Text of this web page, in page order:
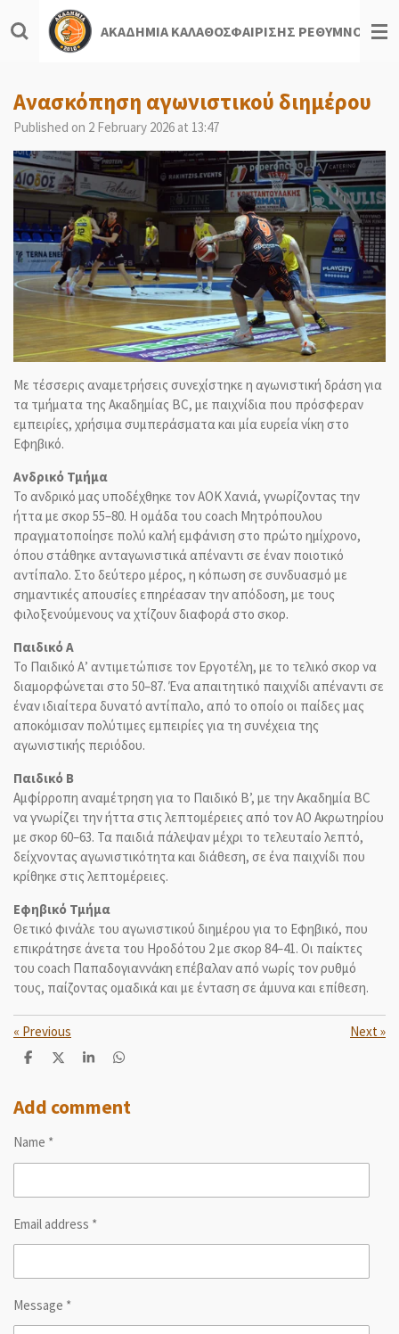
to
ΑΚΑΔΗΜΙΑ ΚΑΛΑΘΟΣΦΑΙΡΙΣΗΣ ΡΕΘΥΜΝΟΥ
Ανασκόπηση αγωνιστικού διημέρου
Published on 2 February 2026 at 13:47
Με τέσσερις αναμετρήσεις συνεχίστηκε η αγωνιστική δράση για
τα τμήματα της Ακαδημίας BC, με παιχνίδια που πρόσφεραν
εμπειρίες, χρήσιμα συμπεράσματα και μία ευρεία νίκη στο
Εφηβικό.
Ανδρικό Τμήμα
Το ανδρικό μας υποδέχθηκε τον ΑΟΚ Χανιά, γνωρίζοντας την
ήττα με σκορ 55–80. Η ομάδα του coach Μητρόπουλου
πραγματοποίησε πολύ καλή εμφάνιση στο πρώτο ημίχρονο,
όπου στάθηκε ανταγωνιστικά απέναντι σε έναν ποιοτικό
αντίπαλο. Στο δεύτερο μέρος, η κόπωση σε συνδυασμό με
σημαντικές απουσίες επηρέασαν την απόδοση, με τους
φιλοξενούμενους να χτίζουν διαφορά στο σκορ.
Παιδικό Α
Το Παιδικό Α’ αντιμετώπισε τον Εργοτέλη, με το τελικό σκορ να
διαμορφώνεται στο 50–87. Ένα απαιτητικό παιχνίδι απέναντι σε
έναν ιδιαίτερα δυνατό αντίπαλο, από το οποίο οι παίδες μας
αποκόμισαν πολύτιμες εμπειρίες για τη συνέχεια της
αγωνιστικής περιόδου.
Παιδικό Β
Αμφίρροπη αναμέτρηση για το Παιδικό Β’, με την Ακαδημία BC
να γνωρίζει την ήττα στις λεπτομέρειες από τον ΑΟ Ακρωτηρίου
με σκορ 60–63. Τα παιδιά πάλεψαν μέχρι το τελευταίο λεπτό,
δείχνοντας αγωνιστικότητα και διάθεση, σε ένα παιχνίδι που
κρίθηκε στις λεπτομέρειες.
Εφηβικό Τμήμα
Θετικό φινάλε του αγωνιστικού διημέρου για το Εφηβικό, που
επικράτησε άνετα του Ηροδότου 2 με σκορ 84–41. Οι παίκτες
του coach Παπαδογιαννάκη επέβαλαν από νωρίς τον ρυθμό
τους, παίζοντας ομαδικά και με ένταση σε άμυνα και επίθεση.
« Previous Next»
S
r
e
S
r
e
S
r
e
S
r
e
Add comment
Name *
Email address *
Message *